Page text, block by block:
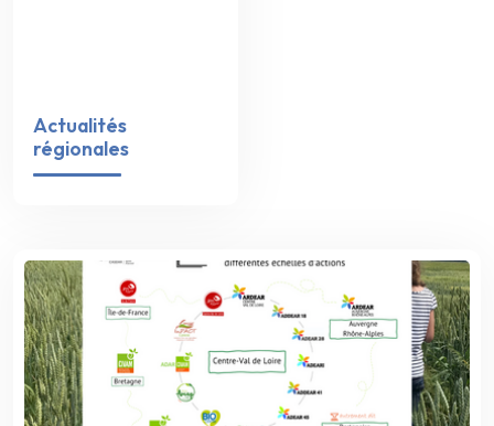
Actualités
régionales